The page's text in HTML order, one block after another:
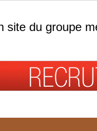
site du groupe